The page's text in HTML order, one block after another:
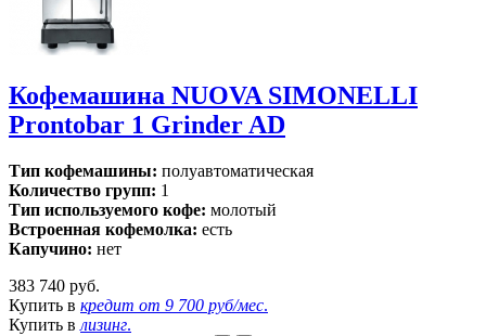
Кофемашина NUOVA SIMONELLI
Prontobar 1 Grinder AD
Тип кофемашины: полуавтоматическая
Количество групп: 1
Тип используемого кофе: молотый
Встроенная кофемолка: есть
Капучино: нет
383 740 руб.
Купить в кредит от 9 700 руб/мес.
Купить в лизинг.